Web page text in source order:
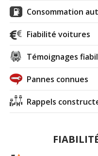
Consommation
Fiabilité voitures
Témoignages
Pannes connues
Rappels